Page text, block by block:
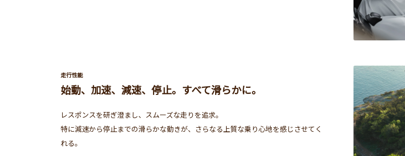
走行性能
始動、加速、減速、停止。すべて滑らかに。
レスポンスを研ぎ澄まし、スムーズな走りを追求。
特に減速から停止までの滑らかな動きが、さらなる上質な乗り心地を感じさせてく
れる。